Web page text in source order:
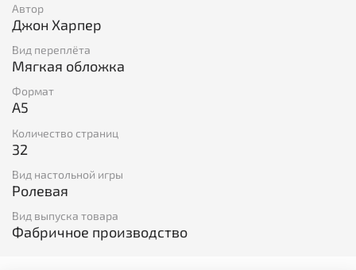
Автор
Джон Харпер
Вид переплёта
Мягкая обложка
Формат
A5
Количество страниц
32
Вид настольной игры
Ролевая
Вид выпуска товара
Фабричное производство